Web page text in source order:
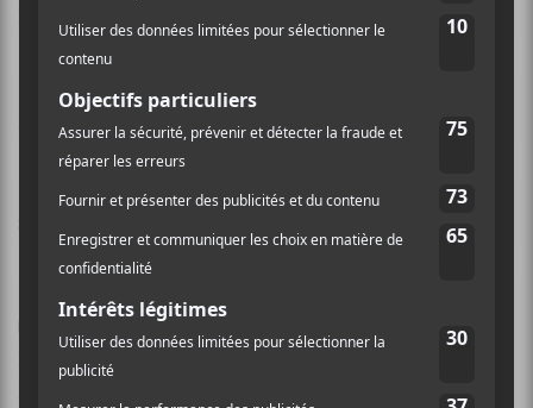
Nom (obligatoire)
Email (ne sera pas publié) (obligatoire)
Enregistrer mon nom, mon e-mail et mon site dans
le navigateur pour mon prochain commentaire.